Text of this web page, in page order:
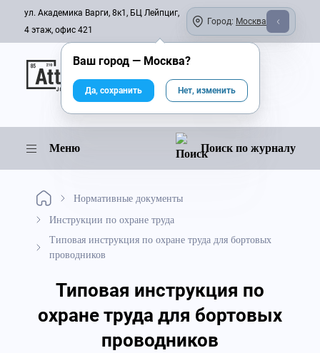
ул. Академика Варги, 8к1, БЦ Лейпциг,
4 этаж, офис 421
Город: Москва
Онлайн-журнал
Меню Поиск по журналу
Нормативные документы
Инструкции по охране труда
Типовая инструкция по охране труда для бортовых
проводников
Типовая инструкция по
охране труда для бортовых
проводников
Ваш город — Москва?
Да, сохранить Нет, изменить